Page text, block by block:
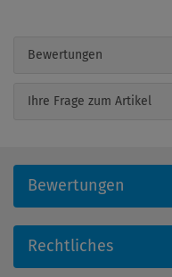
Bewertungen
Ihre Frage zum Artikel
Bewertungen
Rechtliches